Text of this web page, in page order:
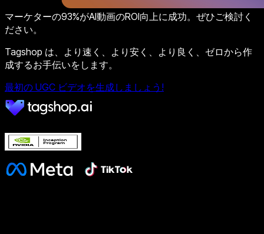
マーケターの93%がAI動画のROI向上に成功。ぜひご検討く
ださい。
Tagshop は、より速く、より安く、より良く、ゼロから作
成するお手伝いをします。
最初の UGC ビデオを生成しましょう!